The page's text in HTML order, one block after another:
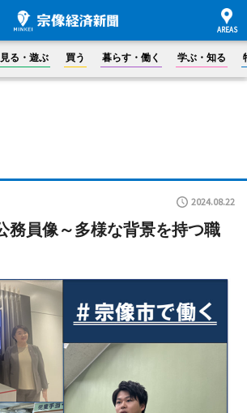
見る・遊ぶ 買う 暮らす・働く 学ぶ・知る
2024.08.22
務員像～多様な背景を持つ職